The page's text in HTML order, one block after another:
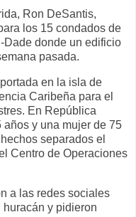
Ron DeSantis,
los 15 condados de
Dade donde un edificio
pasada.
en la isla de
Caribeña para el
En República
y una mujer de 75
separados el
Centro de Operaciones
a las redes sociales
y pidieron